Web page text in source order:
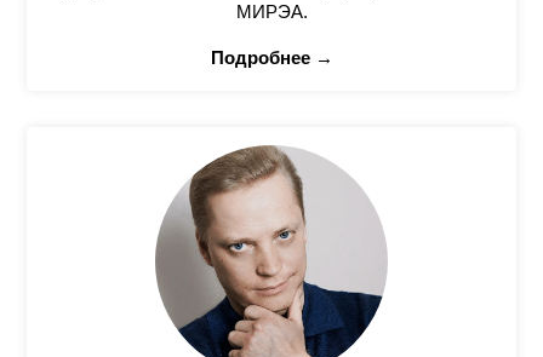
МИРЭА.
Подробнее →